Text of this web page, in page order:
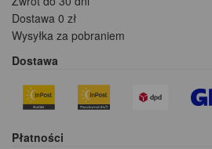
Dostawa 0 zł
Wysyłka za pobraniem
Dostawa
Płatności